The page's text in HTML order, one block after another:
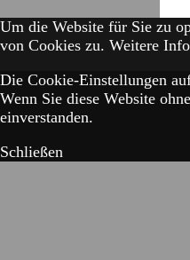
Um die Website für Sie zu
von Cookies zu. Weitere
Die Cookie-Einstellungen
Wenn Sie diese Website
einverstanden.
Schließen